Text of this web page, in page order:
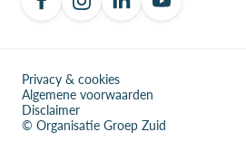
Privacy & cookies
Algemene voorwaarden
Disclaimer
© Organisatie Groep Zuid